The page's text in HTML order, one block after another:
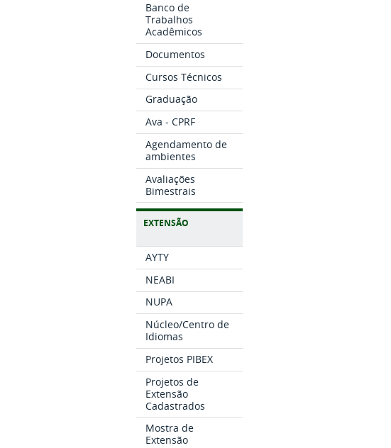
Banco de
Trabalhos
Acadêmicos
Documentos
Cursos Técnicos
Graduação
Ava - CPRF
Agendamento de
ambientes
Avaliações
Bimestrais
EXTENSÃO
AYTY
NEABI
NUPA
Núcleo/Centro de
Idiomas
Projetos PIBEX
Projetos de
Extensão
Cadastrados
Mostra de
Extensão